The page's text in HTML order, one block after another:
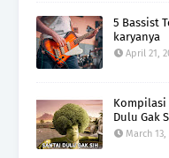
5 Bassist
karyanya
April 21,
Kompilasi
Dulu Gak
March 13,